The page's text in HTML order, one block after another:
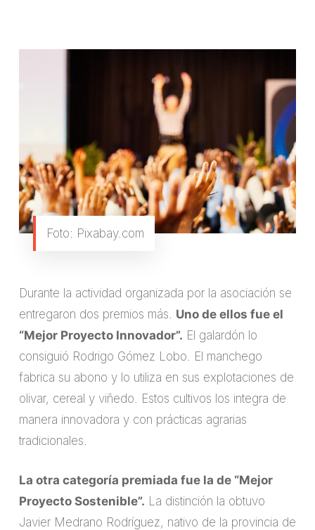
Foto: Pixabay.com
Durante la actividad organizada por la asociación se
entregaron dos premios más. Uno de ellos fue el
“Mejor Proyecto Innovador”. El galardón lo
consiguió Rodrigo Gómez Lobo. El manchego
fabrica su abono y lo utiliza en sus explotaciones de
olivar, cereal y viñedo. Estos cultivos los integra de
manera innovadora y con prácticas agrarias
tradicionales.
La otra categoría premiada fue la de “Mejor
Proyecto Sostenible”. La distinción la obtuvo
Javier Medrano Rodríguez, nativo de la provincia de